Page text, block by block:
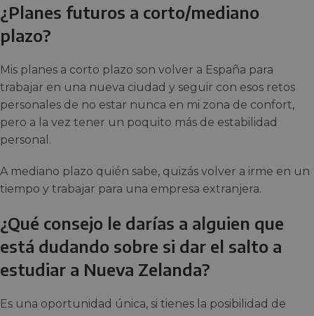
¿Planes futuros a corto/mediano
plazo?
Mis planes a corto plazo son volver a España para
trabajar en una nueva ciudad y seguir con esos retos
personales de no estar nunca en mi zona de confort,
pero a la vez tener un poquito más de estabilidad
personal.
A mediano plazo quién sabe, quizás volver a irme en un
tiempo y trabajar para una empresa extranjera.
¿Qué consejo le darías a alguien que
está dudando sobre si dar el salto a
estudiar a Nueva Zelanda?
Es una oportunidad única, si tienes la posibilidad de